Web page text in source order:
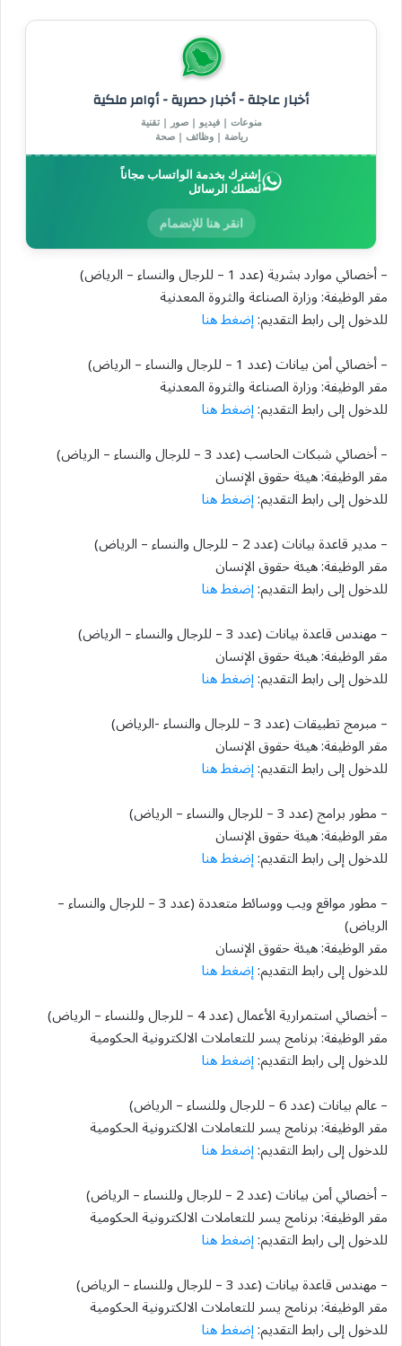
أخبار عاجلة - أخبار حصرية - أوامر ملكية
منوعات | فيديو | صور | تقنية
رياضة | وظائف | صحة
إشترك بخدمة الواتساب مجاناً
لتصلك الرسائل
انقر هنا للإنضمام
– أخصائي موارد بشرية (عدد 1 – للرجال والنساء – الرياض)
مقر الوظيفة: وزارة الصناعة والثروة المعدنية
للدخول إلى رابط التقديم:إضغط هنا
– أخصائي أمن بيانات (عدد 1 – للرجال والنساء – الرياض)
مقر الوظيفة: وزارة الصناعة والثروة المعدنية
للدخول إلى رابط التقديم:إضغط هنا
– أخصائي شبكات الحاسب (عدد 3 – للرجال والنساء – الرياض)
مقر الوظيفة: هيئة حقوق الإنسان
للدخول إلى رابط التقديم:إضغط هنا
– مدير قاعدة بيانات (عدد 2 – للرجال والنساء – الرياض)
مقر الوظيفة: هيئة حقوق الإنسان
للدخول إلى رابط التقديم:إضغط هنا
– مهندس قاعدة بيانات (عدد 3 – للرجال والنساء – الرياض)
مقر الوظيفة: هيئة حقوق الإنسان
للدخول إلى رابط التقديم:إضغط هنا
– مبرمج تطبيقات (عدد 3 – للرجال والنساء -الرياض)
مقر الوظيفة: هيئة حقوق الإنسان
للدخول إلى رابط التقديم:إضغط هنا
– مطور برامج (عدد 3 – للرجال والنساء – الرياض)
مقر الوظيفة: هيئة حقوق الإنسان
للدخول إلى رابط التقديم:إضغط هنا
– مطور مواقع ويب ووسائط متعددة (عدد 3 – للرجال والنساء –
الرياض)
مقر الوظيفة: هيئة حقوق الإنسان
للدخول إلى رابط التقديم:إضغط هنا
– أخصائي استمرارية الأعمال (عدد 4 – للرجال وللنساء – الرياض)
مقر الوظيفة: برنامج يسر للتعاملات الالكترونية الحكومية
للدخول إلى رابط التقديم:إضغط هنا
– عالم بيانات (عدد 6 – للرجال وللنساء – الرياض)
مقر الوظيفة: برنامج يسر للتعاملات الالكترونية الحكومية
للدخول إلى رابط التقديم:إضغط هنا
– أخصائي أمن بيانات (عدد 2 – للرجال وللنساء – الرياض)
مقر الوظيفة: برنامج يسر للتعاملات الالكترونية الحكومية
للدخول إلى رابط التقديم:إضغط هنا
– مهندس قاعدة بيانات (عدد 3 – للرجال وللنساء – الرياض)
مقر الوظيفة: برنامج يسر للتعاملات الالكترونية الحكومية
للدخول إلى رابط التقديم:إضغط هنا